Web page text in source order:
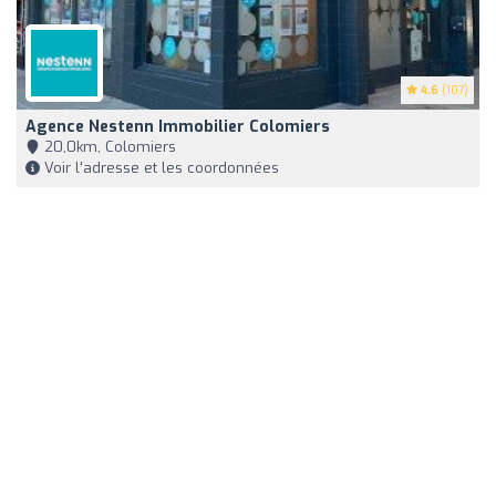
4.6 (107)
Agence Nestenn Immobilier Colomiers
20,0km, Colomiers
Voir l'adresse et les coordonnées